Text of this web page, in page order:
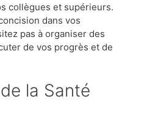
collègues et supérieurs.
dans vos
pas à organiser des
de vos progrès et de